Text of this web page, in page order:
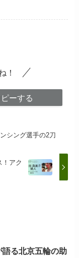
！
ーする
シング選手の2刀
！アク
る北京五輪の助